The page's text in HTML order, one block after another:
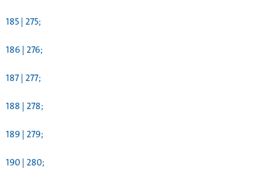
185 | 275;
186 | 276;
187 | 277;
188 | 278;
189 | 279;
190 | 280;